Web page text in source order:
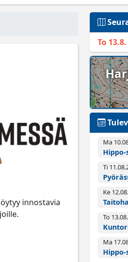
innostavia
To
Ma
Ti
Ke
To
Ma